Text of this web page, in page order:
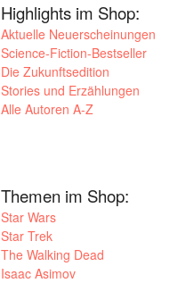
Highlights im Shop:
Aktuelle Neuerscheinungen
Science-Fiction-Bestseller
Die Zukunftsedition
Stories und Erzählungen
Alle Autoren A-Z
Themen im Shop:
Star Wars
Star Trek
The Walking Dead
Isaac Asimov